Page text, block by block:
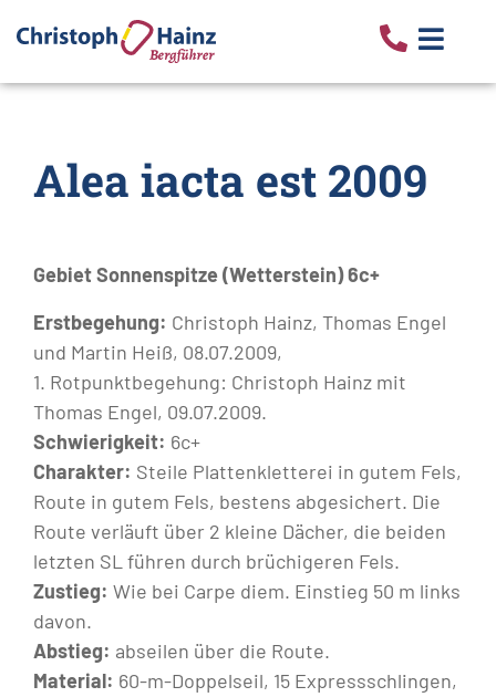
Alea iacta est 2009
Gebiet Sonnenspitze (Wetterstein) 6c+
Erstbegehung: Christoph Hainz, Thomas Engel
und Martin Heiß, 08.07.2009,
1. Rotpunktbegehung: Christoph Hainz mit
Thomas Engel, 09.07.2009.
Schwierigkeit: 6c+
Charakter: Steile Plattenkletterei in gutem Fels,
Route in gutem Fels, bestens abgesichert. Die
Route verläuft über 2 kleine Dächer, die beiden
letzten SL führen durch brüchigeren Fels.
Zustieg: Wie bei Carpe diem. Einstieg 50 m links
davon.
Abstieg: abseilen über die Route.
Material: 60-m-Doppelseil, 15 Expressschlingen,